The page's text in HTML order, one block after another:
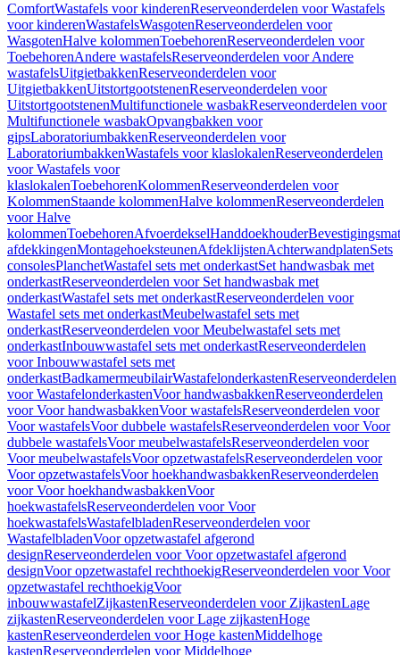
ComfortWastafels voor kinderenReserveonderdelen voor Wastafels
voor kinderenWastafelsWasgotenReserveonderdelen voor
WasgotenHalve kolommenToebehorenReserveonderdelen voor
ToebehorenAndere wastafelsReserveonderdelen voor Andere
wastafelsUitgietbakkenReserveonderdelen voor
UitgietbakkenUitstortgootstenenReserveonderdelen voor
UitstortgootstenenMultifunctionele wasbakReserveonderdelen voor
Multifunctionele wasbakOpvangbakken voor
gipsLaboratoriumbakkenReserveonderdelen voor
LaboratoriumbakkenWastafels voor klaslokalenReserveonderdelen
voor Wastafels voor
klaslokalenToebehorenKolommenReserveonderdelen voor
KolommenStaande kolommenHalve kolommenReserveonderdelen
voor Halve
kolommenToebehorenAfvoerdekselHanddoekhouder
afdekkingenMontagehoeksteunenAfdeklijstenAchterwandplatenSets
consolesPlanchetWastafel sets met onderkastSet handwasbak met
onderkastReserveonderdelen voor Set handwasbak met
onderkastWastafel sets met onderkastReserveonderdelen voor
Wastafel sets met onderkastMeubelwastafel sets met
onderkastReserveonderdelen voor Meubelwastafel sets met
onderkastInbouwwastafel sets met onderkastReserveonderdelen
voor Inbouwwastafel sets met
onderkastBadkamermeubilairWastafelonderkastenReserveonderdelen
voor WastafelonderkastenVoor handwasbakkenReserveonderdelen
voor Voor handwasbakkenVoor wastafelsReserveonderdelen voor
Voor wastafelsVoor dubbele wastafelsReserveonderdelen voor Voor
dubbele wastafelsVoor meubelwastafelsReserveonderdelen voor
Voor meubelwastafelsVoor opzetwastafelsReserveonderdelen voor
Voor opzetwastafelsVoor hoekhandwasbakkenReserveonderdelen
voor Voor hoekhandwasbakkenVoor
hoekwastafelsReserveonderdelen voor Voor
hoekwastafelsWastafelbladenReserveonderdelen voor
WastafelbladenVoor opzetwastafel afgerond
designReserveonderdelen voor Voor opzetwastafel afgerond
designVoor opzetwastafel rechthoekigReserveonderdelen voor Voor
opzetwastafel rechthoekigVoor
inbouwwastafelZijkastenReserveonderdelen voor ZijkastenLage
zijkastenReserveonderdelen voor Lage zijkastenHoge
kastenReserveonderdelen voor Hoge kastenMiddelhoge
kastenReserveonderdelen voor Middelhoge